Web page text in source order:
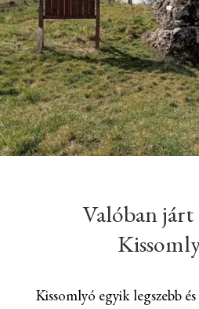
Valóban járt
Kissomlyó egyik legszebb